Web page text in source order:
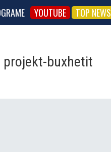
YOUTUBE TOP
projekt-buxhetit